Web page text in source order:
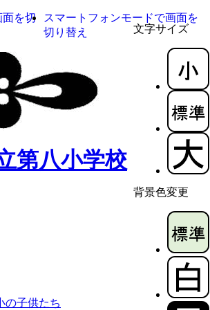
文字サイズ
背景色変更
面を切
スマートフォンモードで画面を
切り替え
第八小学校
の子供たち